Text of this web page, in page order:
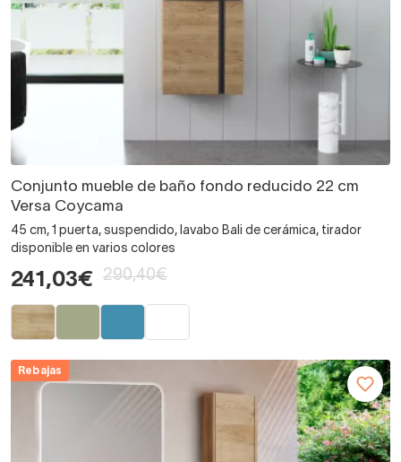
Conjunto mueble de baño fondo reducido 22 cm
Versa Coycama
45 cm, 1 puerta, suspendido, lavabo Bali de cerámica, tirador
disponible en varios colores
241,03€ 290,40€
Rebajas